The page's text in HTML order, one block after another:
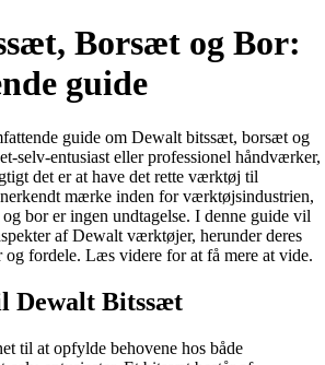
Borsæt og Bor:
guide
guide om Dewalt bitssæt, borsæt og
selv-entusiast eller professionel håndværker,
det er at have det rette værktøj til
mærke inden for værktøjsindustrien,
bor er ingen undtagelse. I denne guide vil
af Dewalt værktøjer, herunder deres
og fordele. Læs videre for at få mere at vide.
Dewalt Bitssæt
til at opfylde behovene hos både